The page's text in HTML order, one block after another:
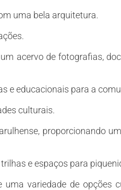
uma bela arquitetura.
acervo de fotografias,
e educacionais para a
culturais.
proporcionando
e espaços para
uma variedade de opções